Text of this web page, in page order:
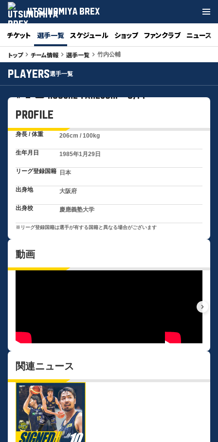
UTSUNOMIYA BREX
チケット 選手一覧 スケジュール ショップ ファンクラブ ニュース
トップkeyboard_arrow_right チーム情報 keyboard_arrow_right 選手一覧 keyboard_arrow_right 竹内公輔
PLAYERS選手一覧
#10竹内 公輔
KOSUKE TAKEUCHI C/PF
PROFILE
身長 / 体重 206cm / 100kg
生年月日 1985年1月29日
リーグ登録国籍 日本
出身地 大阪府
出身校 慶應義塾大学
※リーグ登録国籍は選手が有する国籍と異なる場合がございます
動画
keyboard_arrow_right
関連ニュース